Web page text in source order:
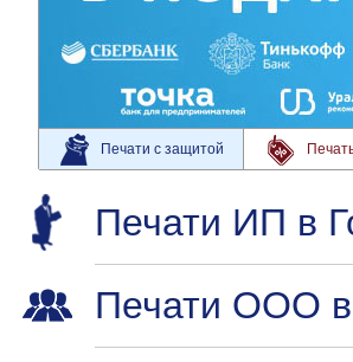
Печати с защитой
Печати ИП в
Печати ООО в